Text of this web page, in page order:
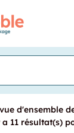
d'ensemble
11 résultat(s)